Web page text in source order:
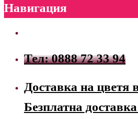
Навигация
Тел: 0888 72 33 94
Доставка на цветя
Безплатна